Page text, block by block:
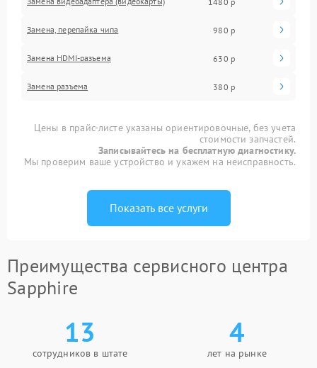
Замена, перепайка чипа 980 р
Замена HDMI-разъема 630 р
Замена разъема 380 р
Цены в прайс-листе указаны ориентировочные, без учета
стоимости запчастей.
Записывайтесь на бесплатную диагностику.
Мы проверим ваше устройство и укажем на неисправность.
Показать все услуги
Преимущества сервисного центра
Sapphire
13
сотрудников в штате
4
лет на рынке